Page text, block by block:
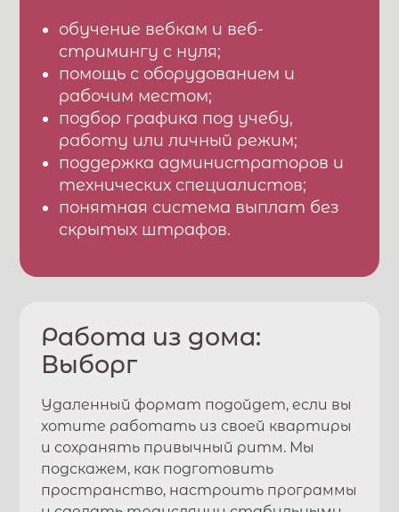
обучение вебкам и веб-
стримингу с нуля;
помощь с оборудованием и
рабочим местом;
подбор графика под учебу,
работу или личный режим;
поддержка администраторов и
технических специалистов;
понятная система выплат без
скрытых штрафов.
Работа из дома:
Выборг
Удаленный формат подойдет, если вы
хотите работать из своей квартиры
и сохранять привычный ритм. Мы
подскажем, как подготовить
пространство, настроить программы